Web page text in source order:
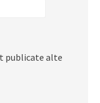
publicate alte